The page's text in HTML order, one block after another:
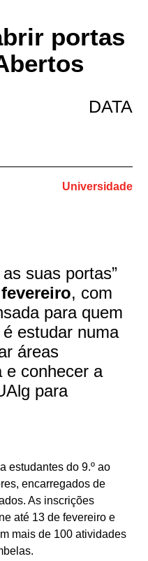
portas
DATA
Universidade
suas portas”
, com
para quem
estudar numa
áreas
e conhecer a
para
estudantes do 9.º ao
encarregados de
As inscrições
até 13 de fevereiro e
mais de 100 atividades